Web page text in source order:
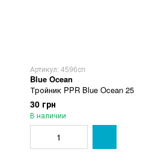
Артикул: 4596сп
Blue Ocean
Тройник PPR Blue Ocean 25
30 грн
В наличии